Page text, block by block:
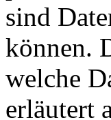
sind
können.
welche
erläutert